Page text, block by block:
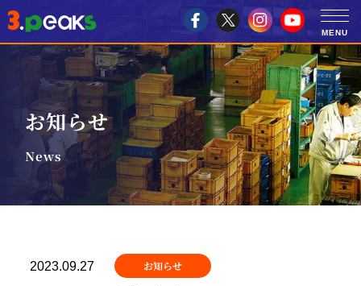
お知らせ
News
2023.09.27 お知らせ